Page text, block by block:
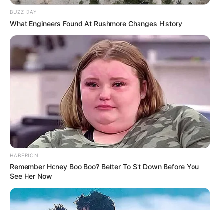
10. Realize a colheita antes do
Como iniciar uma horta de temperos?
BUZZ DAY
What Engineers Found At Rushmore Changes History
HABERION
Remember Honey Boo Boo? Better To Sit Down Before You
See Her Now